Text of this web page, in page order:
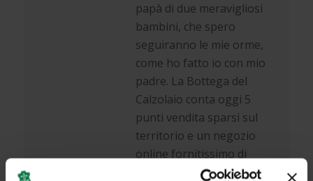
papà di due meravigliosi
bambini, che spero
seguiranno le mie orme,
come ho fatto io con mio
padre. La Bottega del
Calzolaio conta oggi 5
punti vendita sparsi sul
territorio e un negozio
online fornitissimo di
prodotti per la cura della